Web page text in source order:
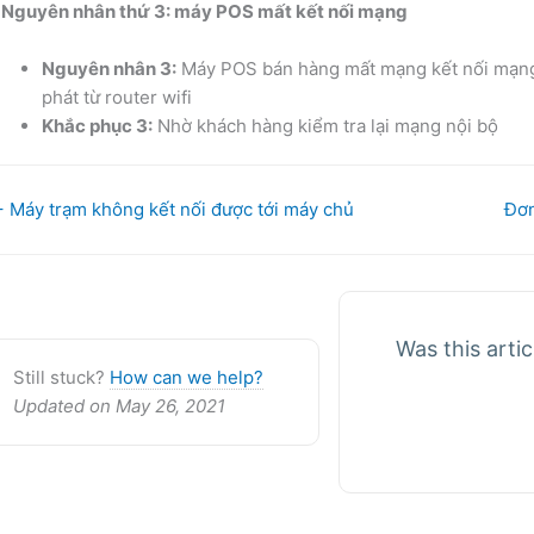
nhân thứ 3: máy POS mất kết nối mạng
Nguyên nhân 3: Máy POS bán hàng mất mạng kết nối
phát từ router wifi
Khắc phục 3: Nhờ khách hàng kiểm tra lại mạng nội bộ
Máy trạm không kết nối được tới máy chủ
Still stuck? How can we help?
Updated on May 26, 2021
Was this